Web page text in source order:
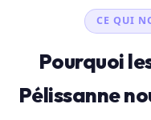
CE QUI
Pourquoi
Pélissanne